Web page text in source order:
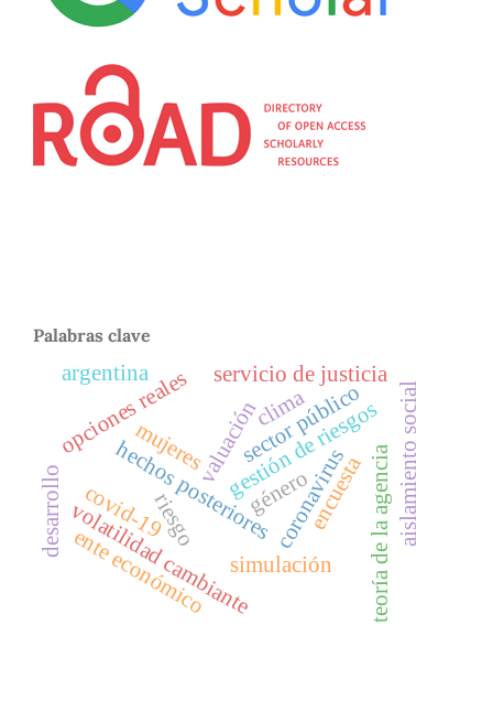
Palabras clave
gestión de riesgos
hechos posteriorescoronavirus
valuación
riesgo
simulación
opciones reales
volatilidad cambiante teoría de la agenciaaislamiento social
género
mujeres
ente económico
sector público
servicio de justicia
encuesta
clima
desarrollo
argentina
covid-19